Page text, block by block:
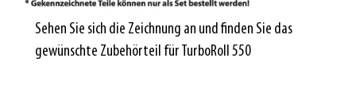
Sehen Sie sich die Zeichnung an und finden Sie das
gewünschte Zubehörteil für TurboRoll 550